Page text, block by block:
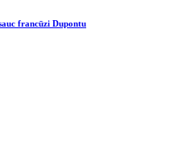
francūzi Dupontu